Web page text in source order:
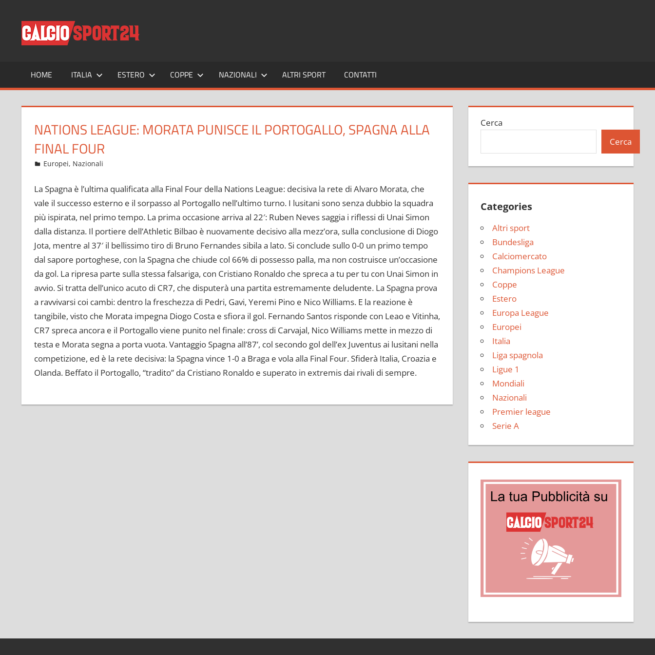
contenuto
Tutto
sul
mondo
calcio
e
HOME ITALIA ESTERO COPPE NAZIONALI ALTRI SPORT CONTATTI
NATIONS LEAGUE: MORATA PUNISCE IL PORTOGALLO, SPAGNA ALLA
FINAL FOUR
Settembre 28, 2022
admin
Europei, Nazionali
La Spagna è l’ultima qualificata alla Final Four della Nations League: decisiva la rete di Alvaro Morata, che
vale il successo esterno e il sorpasso al Portogallo nell’ultimo turno. I lusitani sono senza dubbio la squadra
più ispirata, nel primo tempo. La prima occasione arriva al 22′: Ruben Neves saggia i riflessi di Unai Simon
dalla distanza. Il portiere dell’Athletic Bilbao è nuovamente decisivo alla mezz’ora, sulla conclusione di Diogo
Jota, mentre al 37′ il bellissimo tiro di Bruno Fernandes sibila a lato. Si conclude sullo 0-0 un primo tempo
dal sapore portoghese, con la Spagna che chiude col 66% di possesso palla, ma non costruisce un’occasione
da gol. La ripresa parte sulla stessa falsariga, con Cristiano Ronaldo che spreca a tu per tu con Unai Simon in
avvio. Si tratta dell’unico acuto di CR7, che disputerà una partita estremamente deludente. La Spagna prova
a ravvivarsi coi cambi: dentro la freschezza di Pedri, Gavi, Yeremi Pino e Nico Williams. E la reazione è
tangibile, visto che Morata impegna Diogo Costa e sfiora il gol. Fernando Santos risponde con Leao e Vitinha,
CR7 spreca ancora e il Portogallo viene punito nel finale: cross di Carvajal, Nico Williams mette in mezzo di
testa e Morata segna a porta vuota. Vantaggio Spagna all’87’, col secondo gol dell’ex Juventus ai lusitani nella
competizione, ed è la rete decisiva: la Spagna vince 1-0 a Braga e vola alla Final Four. Sfiderà Italia, Croazia e
Olanda. Beffato il Portogallo, “tradito” da Cristiano Ronaldo e superato in extremis dai rivali di sempre.
Cerca
Cerca
Categories
Altri sport
Bundesliga
Calciomercato
Champions League
Coppe
Estero
Europa League
Europei
Italia
Liga spagnola
Ligue 1
Mondiali
Nazionali
Premier league
Serie A